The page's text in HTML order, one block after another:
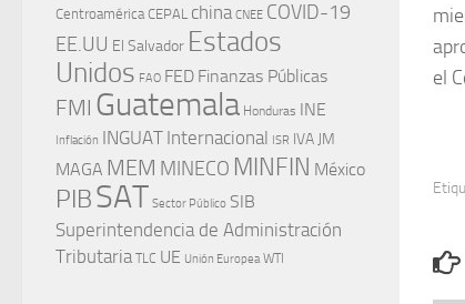
el
Centroamérica CEPAL china CNEE COVID-19
EE.UU El Salvador Estados
Unidos FAO FED Finanzas Públicas
FMI Guatemala Honduras INE
Inflación INGUAT Internacional ISR IVA JM
MAGA MEM MINECO MINFIN México
PIBSAT Sector Público SIB
Superintendencia de Administración
Tributaria TLC UE Unión Europea WTI